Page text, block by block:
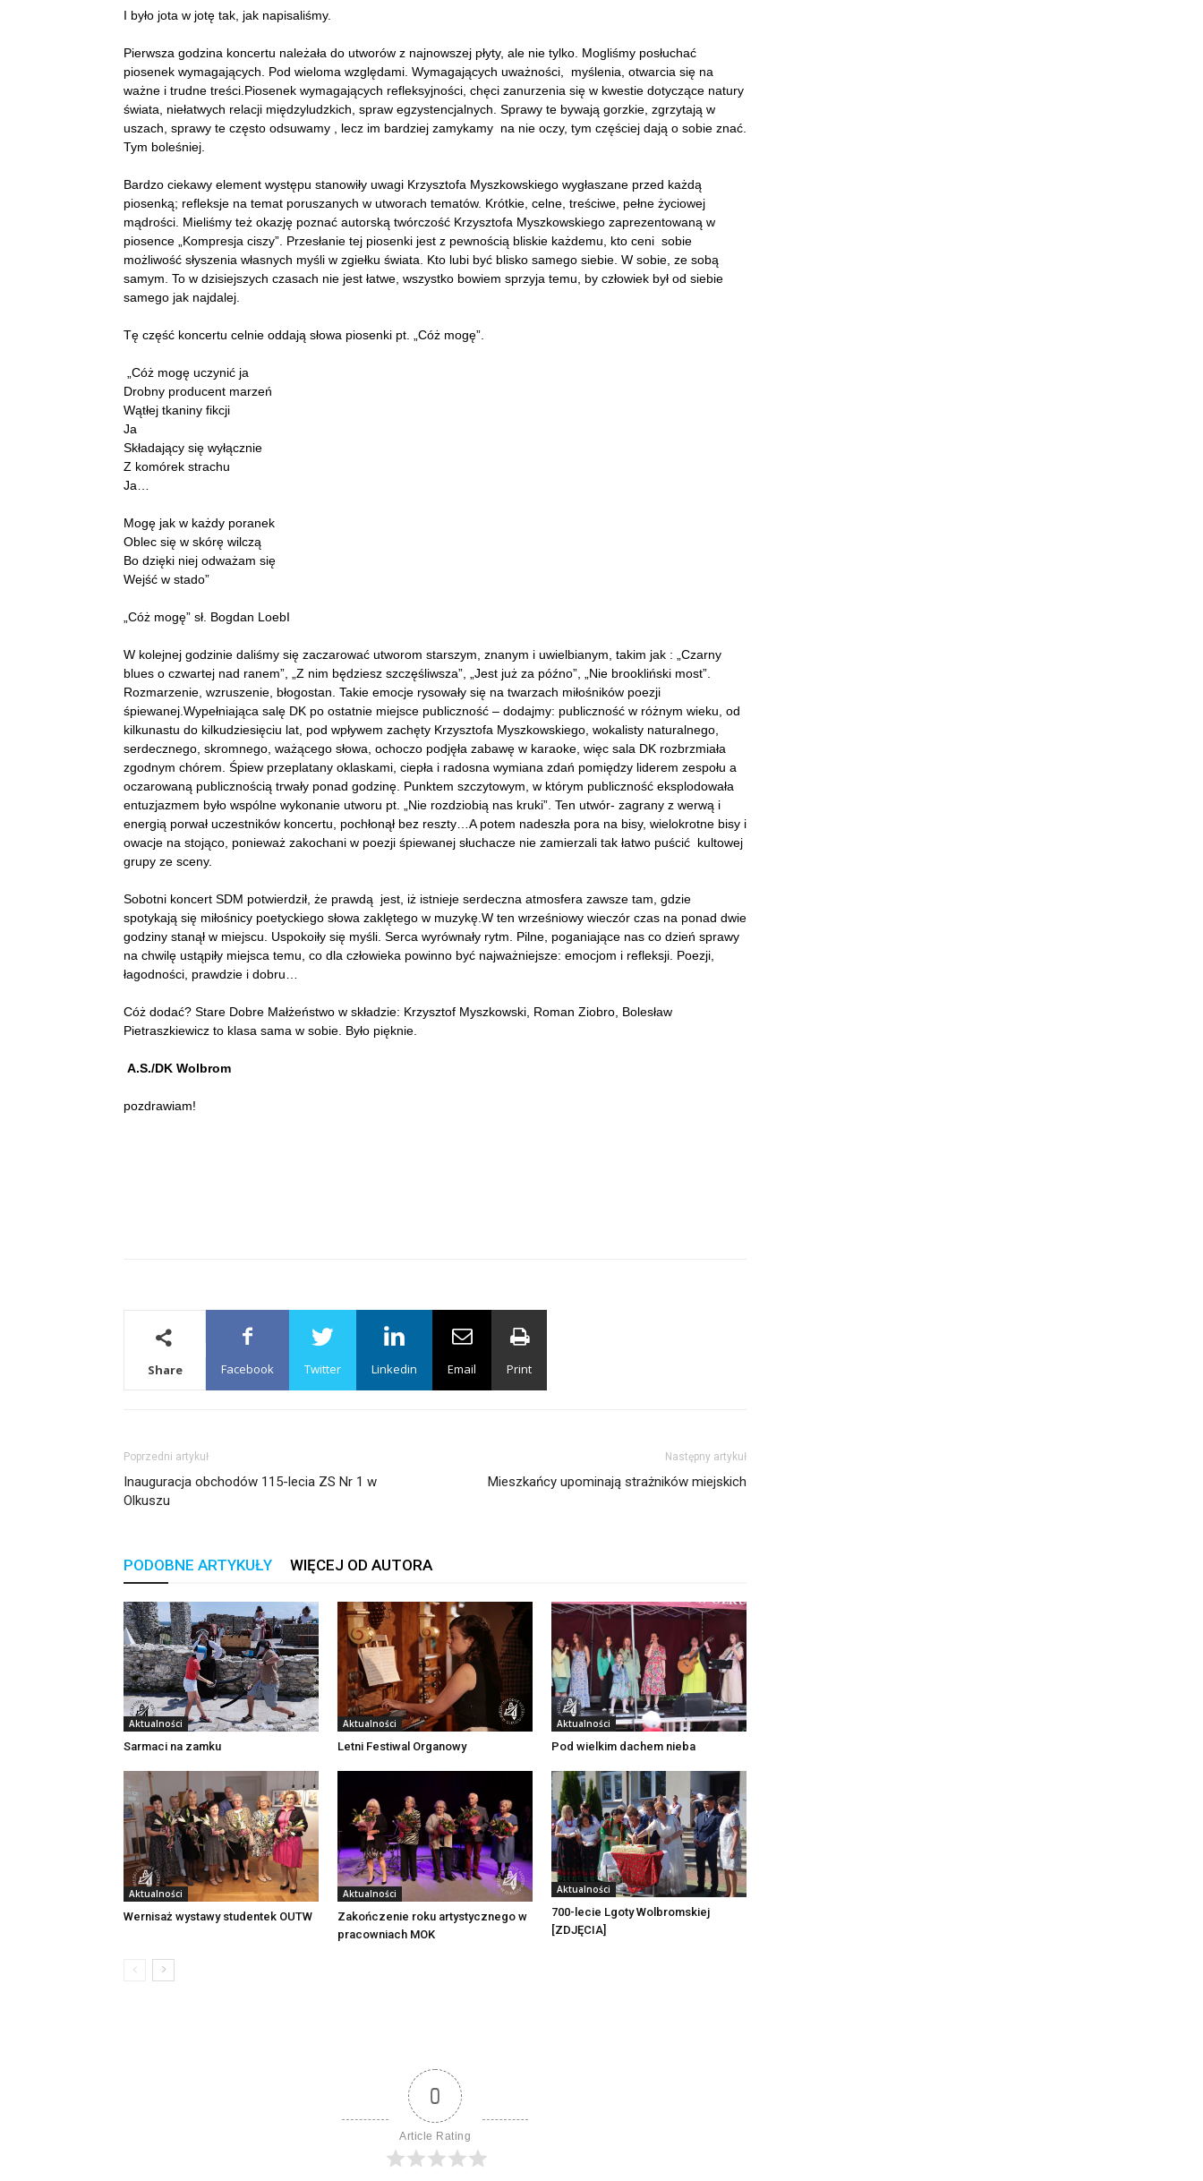
I było jota w jotę tak, jak napisaliśmy.
Pierwsza godzina koncertu należała do utworów z najnowszej płyty, ale nie tylko. Mogliśmy posłuchać
piosenek wymagających. Pod wieloma względami. Wymagających uważności, myślenia, otwarcia się na
ważne i trudne treści.Piosenek wymagających refleksyjności, chęci zanurzenia się w kwestie dotyczące natury
świata, niełatwych relacji międzyludzkich, spraw egzystencjalnych. Sprawy te bywają gorzkie, zgrzytają w
uszach, sprawy te często odsuwamy , lecz im bardziej zamykamy na nie oczy, tym częściej dają o sobie znać.
Tym boleśniej.
Bardzo ciekawy element występu stanowiły uwagi Krzysztofa Myszkowskiego wygłaszane przed każdą
piosenką; refleksje na temat poruszanych w utworach tematów. Krótkie, celne, treściwe, pełne życiowej
mądrości. Mieliśmy też okazję poznać autorską twórczość Krzysztofa Myszkowskiego zaprezentowaną w
piosence „Kompresja ciszy”. Przesłanie tej piosenki jest z pewnością bliskie każdemu, kto ceni sobie
możliwość słyszenia własnych myśli w zgiełku świata. Kto lubi być blisko samego siebie. W sobie, ze sobą
samym. To w dzisiejszych czasach nie jest łatwe, wszystko bowiem sprzyja temu, by człowiek był od siebie
samego jak najdalej.
Tę część koncertu celnie oddają słowa piosenki pt. „Cóż mogę”.
„Cóż mogę uczynić ja
Drobny producent marzeń
Wątłej tkaniny fikcji
Ja
Składający się wyłącznie
Z komórek strachu
Ja…
Mogę jak w każdy poranek
Oblec się w skórę wilczą
Bo dzięki niej odważam się
Wejść w stado”
„Cóż mogę” sł. Bogdan LoebI
W kolejnej godzinie daliśmy się zaczarować utworom starszym, znanym i uwielbianym, takim jak : „Czarny
blues o czwartej nad ranem”, „Z nim będziesz szczęśliwsza”, „Jest już za późno”, „Nie brookliński most”.
Rozmarzenie, wzruszenie, błogostan. Takie emocje rysowały się na twarzach miłośników poezji
śpiewanej.Wypełniająca salę DK po ostatnie miejsce publiczność – dodajmy: publiczność w różnym wieku, od
kilkunastu do kilkudziesięciu lat, pod wpływem zachęty Krzysztofa Myszkowskiego, wokalisty naturalnego,
serdecznego, skromnego, ważącego słowa, ochoczo podjęła zabawę w karaoke, więc sala DK rozbrzmiała
zgodnym chórem. Śpiew przeplatany oklaskami, ciepła i radosna wymiana zdań pomiędzy liderem zespołu a
oczarowaną publicznością trwały ponad godzinę. Punktem szczytowym, w którym publiczność eksplodowała
entuzjazmem było wspólne wykonanie utworu pt. „Nie rozdziobią nas kruki”. Ten utwór- zagrany z werwą i
energią porwał uczestników koncertu, pochłonął bez reszty…A potem nadeszła pora na bisy, wielokrotne bisy i
owacje na stojąco, ponieważ zakochani w poezji śpiewanej słuchacze nie zamierzali tak łatwo puścić kultowej
grupy ze sceny.
Sobotni koncert SDM potwierdził, że prawdą jest, iż istnieje serdeczna atmosfera zawsze tam, gdzie
spotykają się miłośnicy poetyckiego słowa zaklętego w muzykę.W ten wrześniowy wieczór czas na ponad dwie
godziny stanął w miejscu. Uspokoiły się myśli. Serca wyrównały rytm. Pilne, poganiające nas co dzień sprawy
na chwilę ustąpiły miejsca temu, co dla człowieka powinno być najważniejsze: emocjom i refleksji. Poezji,
łagodności, prawdzie i dobru…
Cóż dodać? Stare Dobre Małżeństwo w składzie: Krzysztof Myszkowski, Roman Ziobro, Bolesław
Pietraszkiewicz to klasa sama w sobie. Było pięknie.
A.S./DK Wolbrom
pozdrawiam!
Share Facebook Twitter Linkedin Email Print
Poprzedni artykuł
Inauguracja obchodów 115-lecia ZS Nr 1 w
Olkuszu
Następny artykuł
Mieszkańcy upominają strażników miejskich
PODOBNE ARTYKUŁY WIĘCEJ OD AUTORA
Aktualności
Sarmaci na zamku
Aktualności
Letni Festiwal Organowy
Aktualności
Pod wielkim dachem nieba
Aktualności
Wernisaż wystawy studentek OUTW
Aktualności
Zakończenie roku artystycznego w
pracowniach MOK
Aktualności
700-lecie Lgoty Wolbromskiej
[ZDJĘCIA]
0
Article Rating